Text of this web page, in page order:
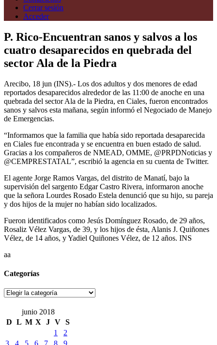
Cerrar sesión
Acceder
P. Rico-Encuentran sanos y salvos a los
cuatro desaparecidos en quebrada del
sector Ala de la Piedra
Arecibo, 18 jun (INS).- Los dos adultos y dos menores de edad
reportados desaparecidos alrededor de las 11:00 de anoche en una
quebrada del sector Ala de la Piedra, en Ciales, fueron encontrados
sanos y salvos esta mañana, según informó el Negociado de Manejo
de Emergencias.
“Informamos que la familia que había sido reportada desaparecida
en Ciales fue encontrada y se encuentra en buen estado de salud.
Gracias a los compañeros de NMEAD, OMME, @PRPDNoticias y
@CEMPRESTATAL”, escribió la agencia en su cuenta de Twitter.
El agente Jorge Ramos Vargas, del distrito de Manatí, bajo la
supervisión del sargento Edgar Castro Rivera, informaron anoche
que la señora Lourdes Rosado Estela denunció que su hijo, su pareja
y dos hijos de la mujer no habían sido localizados.
Fueron identificados como Jesús Domínguez Rosado, de 29 años,
Rosaliz Vélez Vargas, de 39, y los hijos de ésta, Alanis J. Quiñones
Vélez, de 14 años, y Yadiel Quiñones Vélez, de 12 años. INS
aa
Categorías
Categorías
junio 2018
D L M X J V S
1
2